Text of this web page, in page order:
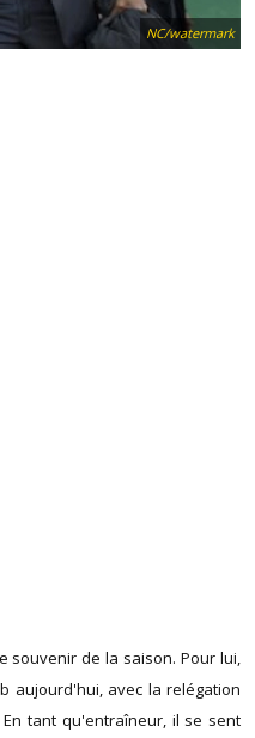
NC/watermark
souvenir de la saison. Pour lui,
aujourd'hui, avec la relégation
tant qu'entraîneur, il se sent